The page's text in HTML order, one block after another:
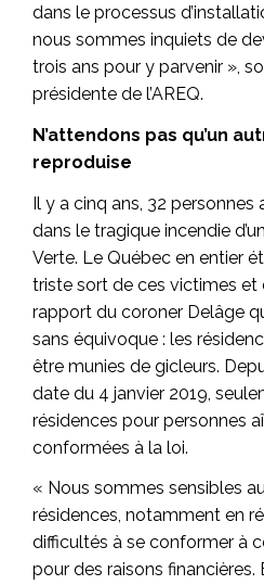
dans le processus
nous sommes inquiets de
trois ans pour y parvenir »,
présidente de l’AREQ.
N’attendons pas qu’un
reproduise
Il y a cinq ans, 32 personnes
dans le tragique incendie
Verte. Le Québec en entier
triste sort de ces victimes et
rapport du coroner Delâge
sans équivoque : les
être munies de gicleurs.
date du 4 janvier 2019,
résidences pour personnes
conformées à la loi.
« Nous sommes sensibles
résidences, notamment en
difficultés à se conformer à
pour des raisons financières.